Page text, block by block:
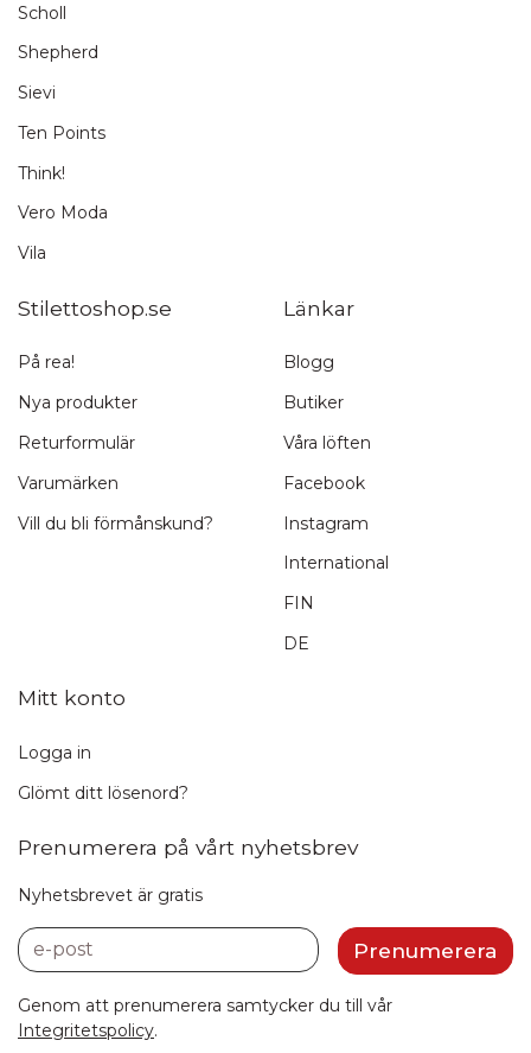
Scholl
Shepherd
Sievi
Ten Points
Think!
Vero Moda
Vila
Stilettoshop.se
På rea!
Nya produkter
Returformulär
Varumärken
Vill du bli förmånskund?
Länkar
Blogg
Butiker
Våra löften
Facebook
Instagram
International
FIN
DE
Mitt konto
Logga in
Glömt ditt lösenord?
Prenumerera på vårt nyhetsbrev
Nyhetsbrevet är gratis
e-post
Prenumerera
Genom att prenumerera samtycker du till vår
Integritetspolicy.